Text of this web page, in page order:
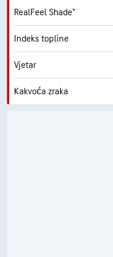
RealFeel Shade™
Indeks topline
Vjetar
Kakvoća zraka